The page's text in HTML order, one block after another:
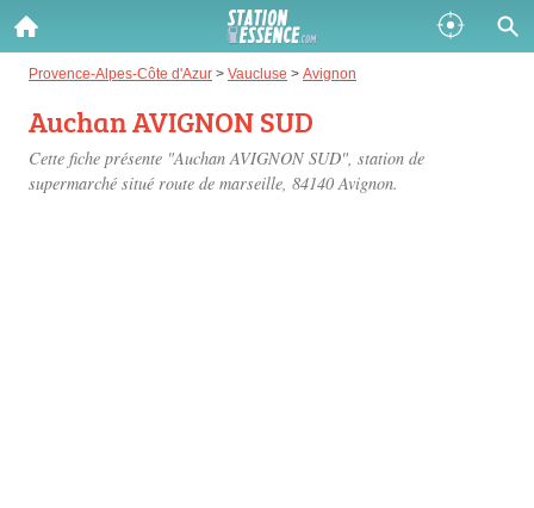
Provence-Alpes-Côte d'Azur > Vaucluse > Avignon
Auchan AVIGNON SUD
Cette fiche présente "Auchan AVIGNON SUD", station de
supermarché situé route de marseille, 84140 Avignon.
Gazole :
Disponible
SP 98 :